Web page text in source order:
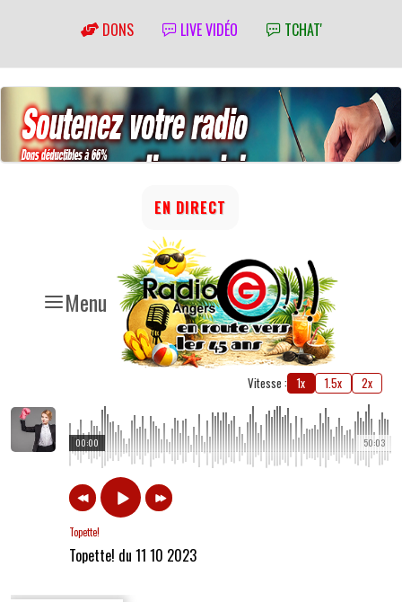
DONS LIVE VIDÉO TCHAT'
Menu
EN DIRECT
Vitesse : 1x 1.5x 2x
50:03
00:00
Topette!
Topette! du 11 10 2023